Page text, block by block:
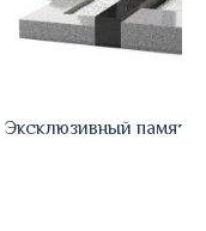
Эксклюзивный